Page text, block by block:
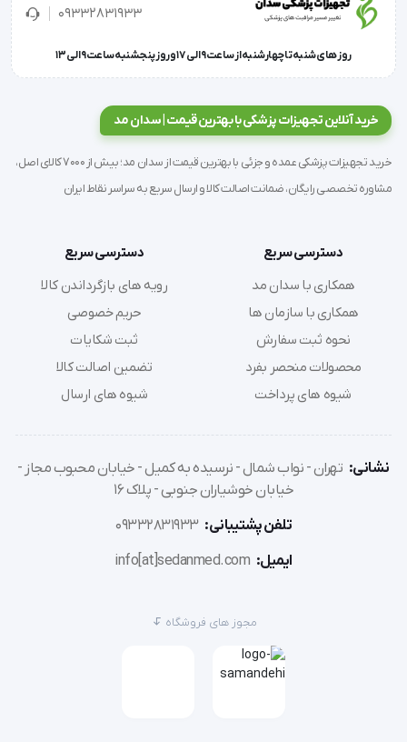
طراحی نوآورانه این محصول با در نظر گرفتن اصول
ارگونومی و کاربرد بالینی، آن را به یکی از محبوب‌ترین
ویژگی و مشخصات فنی:
برند: آوا (ava)
گیج سوزن: 29G
ISO6009, ISO7864 و ISIRI 3979
جنس سوزن: استیل ضدزنگ پزشکی
پوشش: سیلیکونی جهت کاهش درد
طراحی سوزن: با تراش سه‌گانه برای ورود نرم‌تر
تعداد در بسته: 10 عددی
سرسوزن مزوتراپی گیج 29 طول 12 آوا (ava) با رعایت کامل
الزامات کیفی و بهداشتی، پاسخی حرفه‌ای به نیازهای
سرسوزن گزینه‌ای ایده‌آل برای تزریق‌های سطحی و دقیق
09332831933
روز های شنبه تا چهارشنبه از ساعت 9 الی 17 و روز پنجشنبه ساعت 9 الی 13
خرید آنلاین تجهیزات پزشکی با بهترین قیمت | سدان مد
خرید تجهیزات پزشکی عمده و جزئی با بهترین قیمت از سدان مد؛ بیش از 7000 کالای اصل،
مشاوره تخصصی رایگان، ضمانت اصالت کالا و ارسال سریع به سراسر نقاط ایران
دسترسی سریع
همکاری با سدان مد
همکاری با سازمان ها
نحوه ثبت سفارش
محصولات منحصر بفرد
شیوه های پرداخت
دسترسی سریع
رویه های بازگرداندن کالا
حریم خصوصی
ثبت شکایات
تضمین اصالت کالا
شیوه های ارسال
نشانی: تهران - نواب شمال - نرسیده به کمیل - خیابان محبوب مجاز -
خیابان خوشیاران جنوبی - پلاک 16
تلفن پشتیبانی: 09332831933
ایمیل: info[at]sedanmed.com
مجوز های فروشگاه